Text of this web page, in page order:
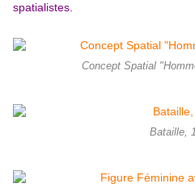
spatialistes.
Concept Spatial
Bataille,